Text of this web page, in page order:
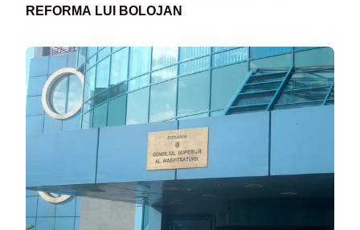
REFORMA LUI BOLOJAN